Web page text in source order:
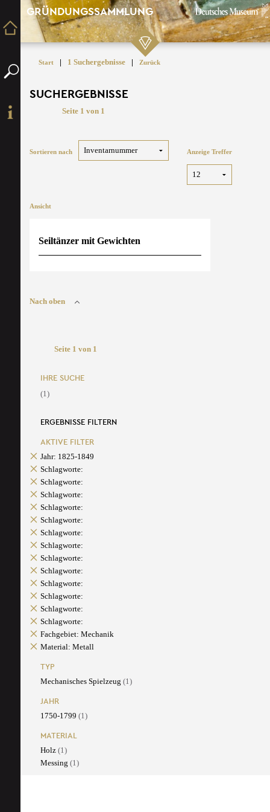
GRÜNDUNGSSAMMLUNG
Start | 1 Suchergebnisse | Zurück
SUCHERGEBNISSE
Seite 1 von 1
Sortieren nach Anzeige Treffer
Ansicht
Seiltänzer mit Gewichten
Nach oben
Seite 1 von 1
IHRE SUCHE
(1)
ERGEBNISSE FILTERN
AKTIVE FILTER
Jahr: 1825-1849
Schlagworte:
Schlagworte:
Schlagworte:
Schlagworte:
Schlagworte:
Schlagworte:
Schlagworte:
Schlagworte:
Schlagworte:
Schlagworte:
Schlagworte:
Schlagworte:
Schlagworte:
Fachgebiet: Mechanik
Material: Metall
TYP
Mechanisches Spielzeug (1)
JAHR
1750-1799 (1)
MATERIAL
Holz (1)
Messing (1)